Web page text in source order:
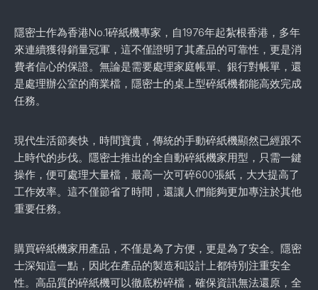
隱密士作為香港No.1碎紙機專家，自1976年起紮根香港，多年
來連續獲得銷量冠軍，這不僅證明了其產品的可靠性，更是消
費者信心的保證。無論是需要處理家庭帳單、銀行對帳單，還
是處理辦公室的商業檔，隱密士的桌上型碎紙機都能高效完成
任務。
現代生活節奏快，時間寶貴，傳統的手動碎紙機顯然已經跟不
上時代的步伐。隱密士推出的全自動碎紙機家用型，只需一鍵
操作，便可處理大量檔，最高一次可碎600張紙，大大提高了
工作效率。這不僅節省了時間，還讓人們能夠更加專注於其他
重要任務。
購買碎紙機家用產品，不僅是為了方便，更是為了安全。隱密
士深知這一點，因此在產品的製造和設計上都特別注重安全
性。高品質的碎紙機可以徹底粉碎檔，確保資訊無法還原，全